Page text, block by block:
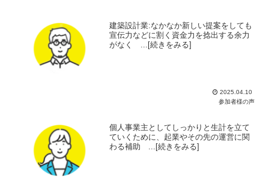
建築設計業:なかなか新しい提案をしても
宣伝力などに割く資金力を捻出する余力
がなく ...[続きをみる]
2025.04.10
参加者様の声
個人事業主としてしっかりと生計を立て
ていくために、起業やその先の運営に関
わる補助 ...[続きをみる]